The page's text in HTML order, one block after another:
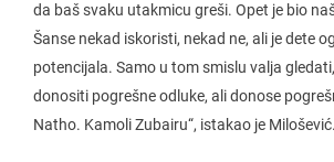
da baš svaku utakmicu greši. Opet je bio
Šanse nekad iskoristi, nekad ne, ali je dete
potencijala. Samo u tom smislu valja
donositi pogrešne odluke, ali donose
Natho. Kamoli Zubairu“, istakao je Milošević.